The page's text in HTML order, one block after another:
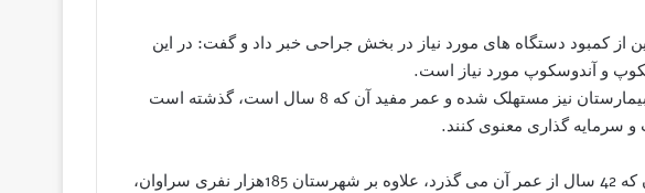
کمبود دستگاه های مورد نیاز در بخش جراحی خبر داد و گفت: در این
و آندوسکوپ مورد نیاز است.
دکتر بلوچی ادامه داد: دستگاه CT SCAN بیمارستان نیز مستهلک شده و عمر مفید آن که 8 سال است، گذشته است
سرمایه گذاری معنوی کنند.
لازم به ذکر است بیمارستان رازی سراوان که 42 سال از عمر آن می گذرد، علاوه بر شهرستان 185هزار نفری سراوان،